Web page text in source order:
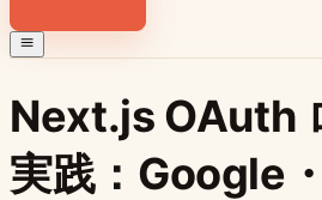
Next.js OAuth
実践：Google・